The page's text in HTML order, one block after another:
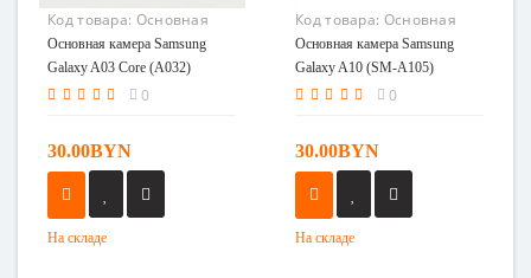
Код товара: Основная
камера Samsung Galaxy
A03 Core (A032)
Основная камера Samsung
Galaxy A03 Core (A032)
0
30.00BYN
На складе
Код товара: Основная
камера Samsung Galaxy
A10 (SM-A105)
Основная камера Samsung
Galaxy A10 (SM-A105)
0
30.00BYN
На складе